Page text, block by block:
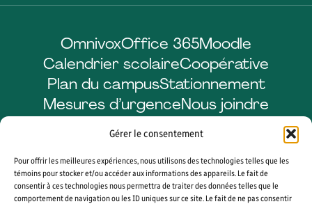
Gérer le consentement
Pour offrir les meilleures expériences, nous utilisons des technologies telles que les
témoins pour stocker et/ou accéder aux informations des appareils. Le fait de
consentir à ces technologies nous permettra de traiter des données telles que le
comportement de navigation ou les ID uniques sur ce site. Le fait de ne pas consentir
OmnivoxOffice 365Moodle
Calendrier scolaireCoopérative
Plan du campusStationnement
Mesures d’urgenceNous joindre
FacebookLinkedInInstagramYouTube